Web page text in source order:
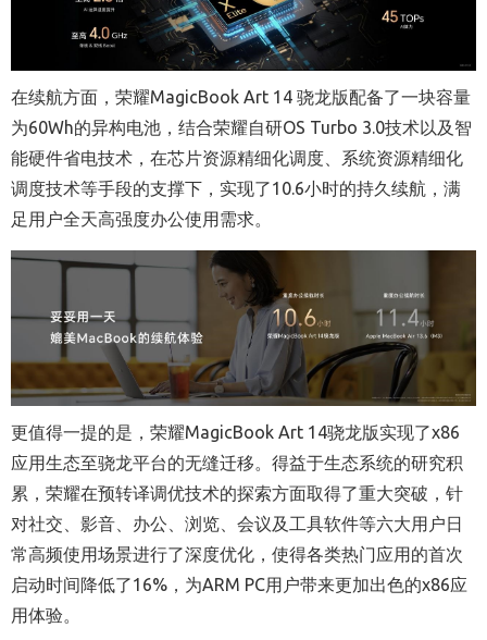
在续航方面，荣耀MagicBook Art 14 骁龙版配备了一块容量
为60Wh的异构电池，结合荣耀自研OS Turbo 3.0技术以及智
能硬件省电技术，在芯片资源精细化调度、系统资源精细化
调度技术等手段的支撑下，实现了10.6小时的持久续航，满
足用户全天高强度办公使用需求。
更值得一提的是，荣耀MagicBook Art 14骁龙版实现了x86
应用生态至骁龙平台的无缝迁移。得益于生态系统的研究积
累，荣耀在预转译调优技术的探索方面取得了重大突破，针
对社交、影音、办公、浏览、会议及工具软件等六大用户日
常高频使用场景进行了深度优化，使得各类热门应用的首次
启动时间降低了16%，为ARM PC用户带来更加出色的x86应
用体验。